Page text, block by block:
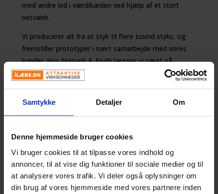
Samtykke Detaljer Om
Denne hjemmeside bruger cookies
Vi bruger cookies til at tilpasse vores indhold og
annoncer, til at vise dig funktioner til sociale medier og til
at analysere vores trafik. Vi deler også oplysninger om
din brug af vores hjemmeside med vores partnere inden
med andre led i værdikæden ved hjælp af et stort
netværk.
Vi producerer alt fra et styk til flere tusind styks, og
fremstiller prototyper i nært samarbejde med vores
kunder. Hos Nymark & Fogh lægger vi vægt på
ekstrem fleksibilitet, udvikling af nye produkter og
Film nr. 1:
Mikkel som du så i filmen er her i lære som
industrioperatør.
Film 2
Magnus, som deltager i filmen, er her i lære som
industritekniker hos Nymark & Fogh.